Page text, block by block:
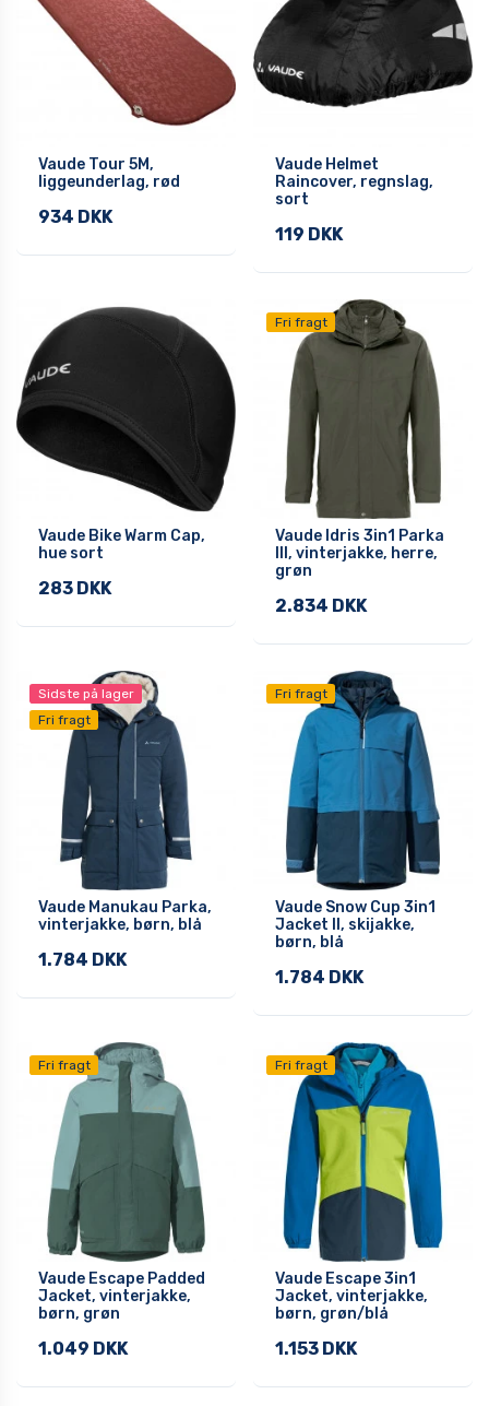
Vaude Tour 5M,
liggeunderlag, rød
934 DKK
Vaude Helmet
Raincover, regnslag,
sort
119 DKK
Vaude Bike Warm Cap,
hue sort
283 DKK
Fri fragt
Vaude Idris 3in1 Parka
III, vinterjakke, herre,
grøn
2.834 DKK
Sidste på lager
Fri fragt
Vaude Manukau Parka,
vinterjakke, børn, blå
1.784 DKK
Fri fragt
Vaude Snow Cup 3in1
Jacket II, skijakke,
børn, blå
1.784 DKK
Fri fragt
Vaude Escape Padded
Jacket, vinterjakke,
børn, grøn
1.049 DKK
Fri fragt
Vaude Escape 3in1
Jacket, vinterjakke,
børn, grøn/blå
1.153 DKK